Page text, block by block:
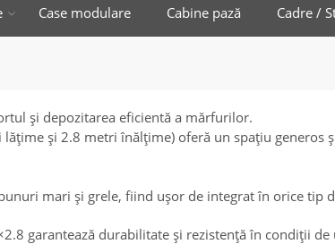
Case modulare Cabine pază Cadre /
și depozitarea eficientă a mărfurilor.
și 2.8 metri înălțime) oferă un spațiu
mari și grele, fiind ușor de integrat în orice tip
garantează durabilitate și rezistență în condiții de